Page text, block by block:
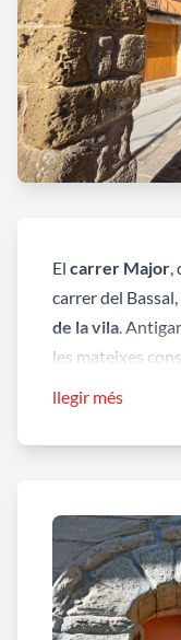
El carrer Major,
carrer del
de la vila.
les mateixes
avui encara
personalitat i
s’alça amb
coberta a dues
per una
llegir més